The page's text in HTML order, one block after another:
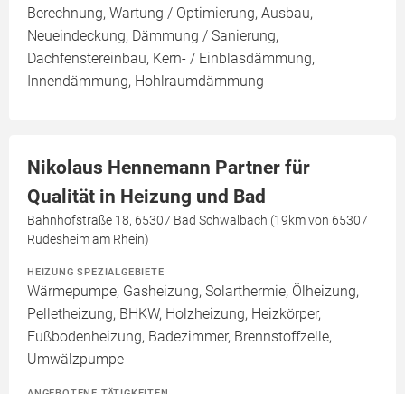
Berechnung, Wartung / Optimierung, Ausbau,
Neueindeckung, Dämmung / Sanierung,
Dachfenstereinbau, Kern- / Einblasdämmung,
Innendämmung, Hohlraumdämmung
Nikolaus Hennemann Partner für
Qualität in Heizung und Bad
Bahnhofstraße 18, 65307 Bad Schwalbach (19km von 65307
Rüdesheim am Rhein)
HEIZUNG SPEZIALGEBIETE
Wärmepumpe, Gasheizung, Solarthermie, Ölheizung,
Pelletheizung, BHKW, Holzheizung, Heizkörper,
Fußbodenheizung, Badezimmer, Brennstoffzelle,
Umwälzpumpe